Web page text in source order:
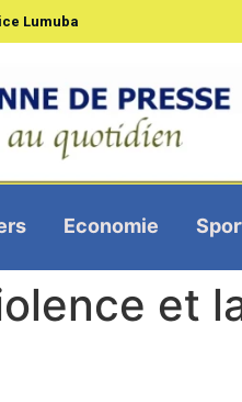
Lumuba
Economie
et